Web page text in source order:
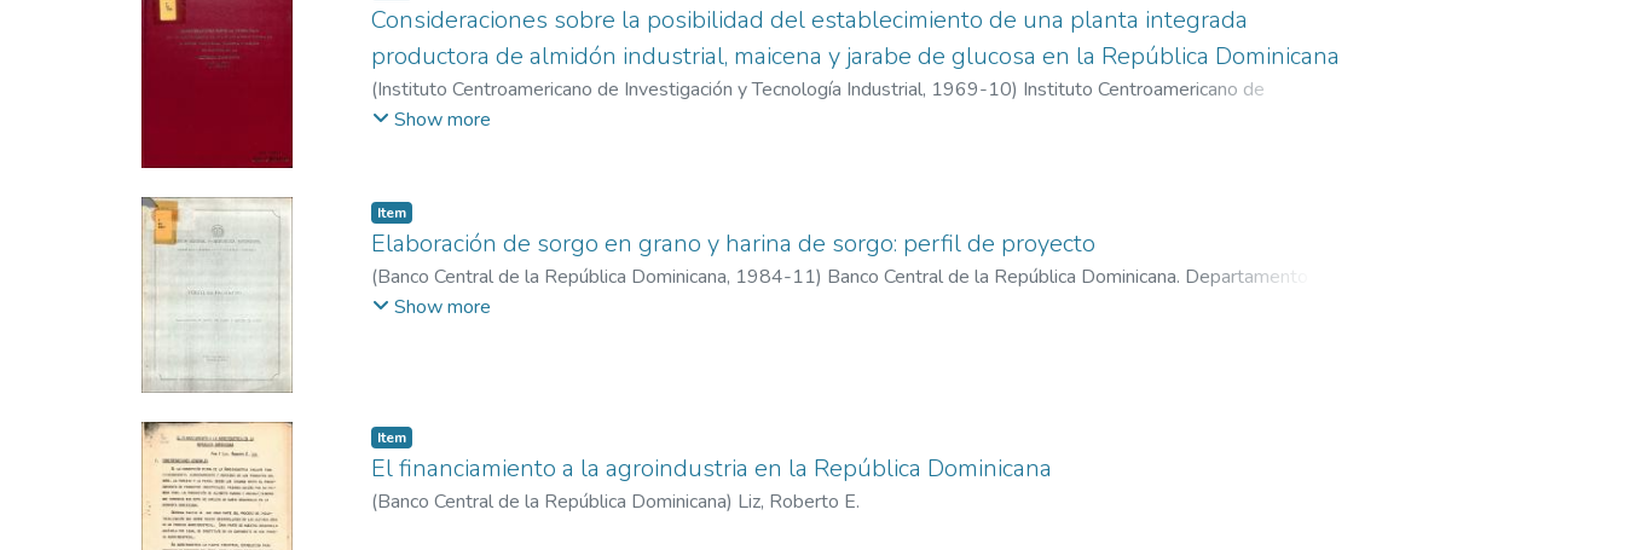
Consideraciones sobre la posibilidad del establecimiento de una planta integrada
productora de almidón industrial, maicena y jarabe de glucosa en la República Dominicana
(Instituto Centroamericano de Investigación y Tecnología Industrial, 1969-10) Instituto Centroamericano de
Investigación y Tecnología Industrial
Show more
Item
Elaboración de sorgo en grano y harina de sorgo: perfil de proyecto
(Banco Central de la República Dominicana, 1984-11) Banco Central de la República Dominicana. Departamento del
Fondo de Inversiones para el Desarrollo Económico
Show more
Item
El financiamiento a la agroindustria en la República Dominicana
(Banco Central de la República Dominicana) Liz, Roberto E.